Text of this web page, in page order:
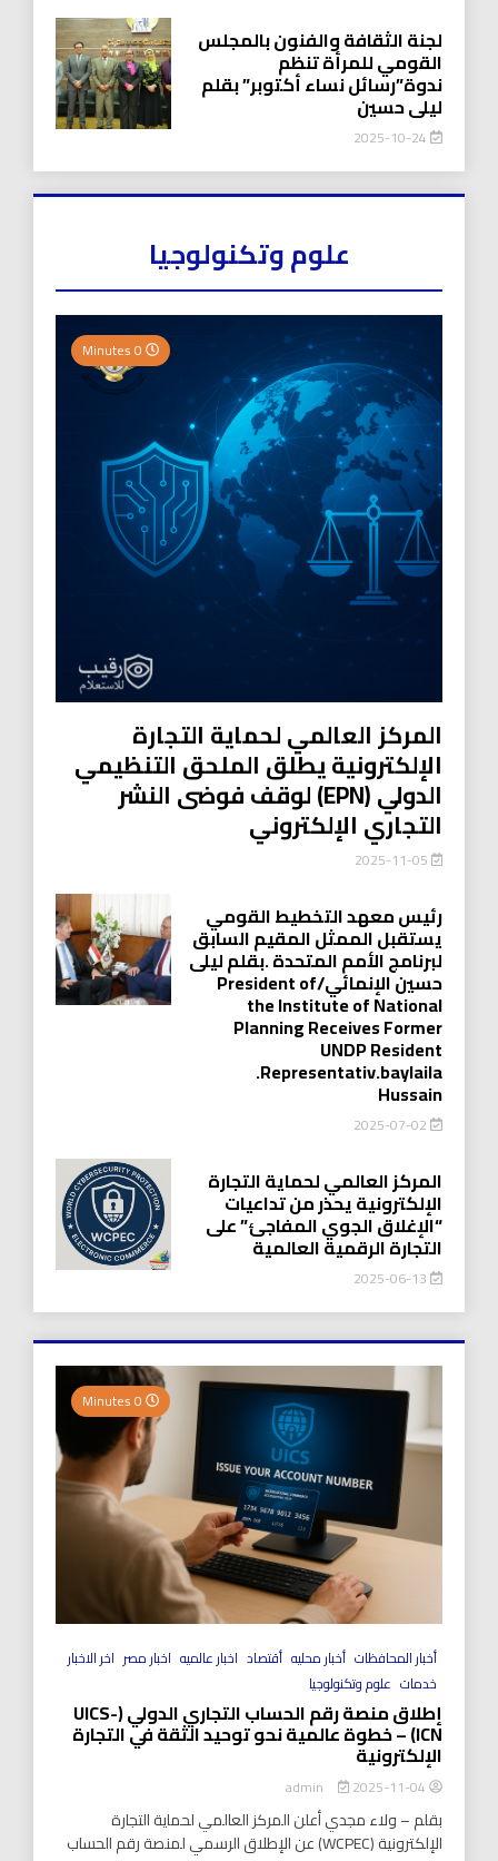
لجنة الثقافة والفنون بالمجلس
القومي للمرأة تنظم
ندوة”رسائل نساء أكتوبر” بقلم
ليلى حسين
2025-10-24
علوم وتكنولوجيا
المركز العالمي لحماية التجارة
الإلكترونية يطلق الملحق التنظيمي
الدولي (EPN) لوقف فوضى النشر
التجاري الإلكتروني
رئيس معهد التخطيط القومي
يستقبل الممثل المقيم السابق
لبرنامج الأمم المتحدة .بقلم ليلى
حسين الإنمائي/President of
the Institute of National
Planning Receives Former
UNDP Resident
.Representativ.baylaila
Hussain
2025-07-02
المركز العالمي لحماية التجارة
الإلكترونية يحذر من تداعيات
“الإغلاق الجوي المفاجئ” على
التجارة الرقمية العالمية
2025-06-13
أخبار المحافظات أخبار محليه أقتصاد اخبار عالميه اخبار مصر اخر الاخبار
خدمات علوم وتكنولوجيا
إطلاق منصة رقم الحساب التجاري الدولي (UICS-
ICN) – خطوة عالمية نحو توحيد الثقة في التجارة
الإلكترونية
2025-11-04
بقلم – ولاء مجدي أعلن المركز العالمي لحماية التجارة
الإلكترونية (WCPEC) عن الإطلاق الرسمي لمنصة رقم الحساب